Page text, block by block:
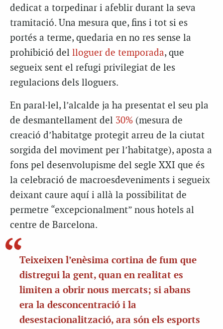
dedicat a torpedinar i afeblir durant la seva
tramitació. Una mesura que, fins i tot si es
portés a terme, quedaria en no res sense la
prohibició del lloguer de temporada, que
segueix sent el refugi privilegiat de les
regulacions dels lloguers.
En paral·lel, l’alcalde ja ha presentat el seu pla
de desmantellament del 30% (mesura de
creació d’habitatge protegit arreu de la ciutat
sorgida del moviment per l’habitatge), aposta a
fons pel desenvolupisme del segle XXI que és
la celebració de macroesdeveniments i segueix
deixant caure aquí i allà la possibilitat de
permetre “excepcionalment” nous hotels al
centre de Barcelona.
Teixeixen l’enèsima cortina de fum que
distregui la gent, quan en realitat es
limiten a obrir nous mercats; si abans
era la desconcentració i la
desestacionalització, ara són els esports